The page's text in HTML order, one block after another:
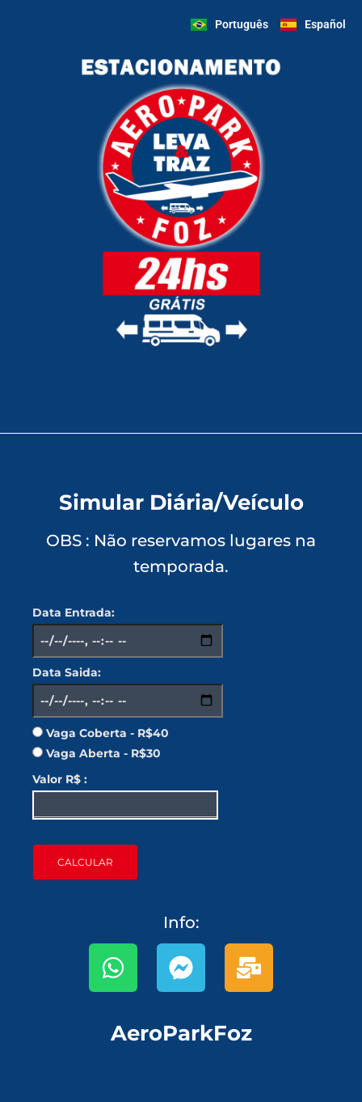
Português Español
Simular Diária/Veículo
OBS : Não reservamos lugares na
temporada.
Data Entrada:
Data Saida:
Vaga Coberta - R$40
Vaga Aberta - R$30
Valor R$ :
Info:
AeroParkFoz